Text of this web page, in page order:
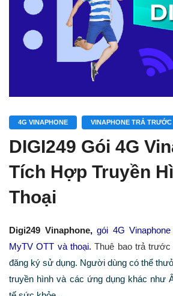
4G VINAPHONE VINAPHONE TRẢ TRƯỚC
DIGI249 Gói 4G
Tích Hợp Truyền
Thoại
Digi249 Vinaphone,gói 4G
MyTV OTT và thoại.Thuê baotrả trước
đăng ký sử dụng. Người dùng có thể
truyền hình và các ứng dụng khác như